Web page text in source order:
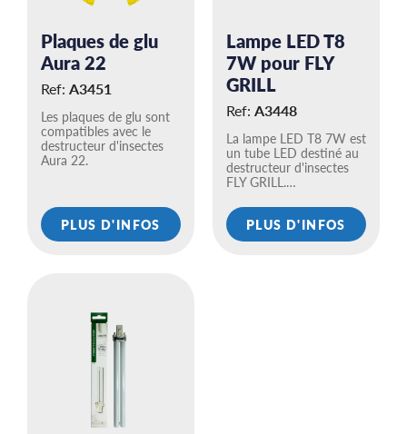
Plaques de glu
Aura 22
Ref: A3451
Les plaques de glu sont
compatibles avec le
destructeur d'insectes
Aura 22.
PLUS D'INFOS
Lampe LED T8
7W pour FLY
GRILL
Ref: A3448
La lampe LED T8 7W est
un tube LED destiné au
destructeur d'insectes
FLY GRILL.…
PLUS D'INFOS